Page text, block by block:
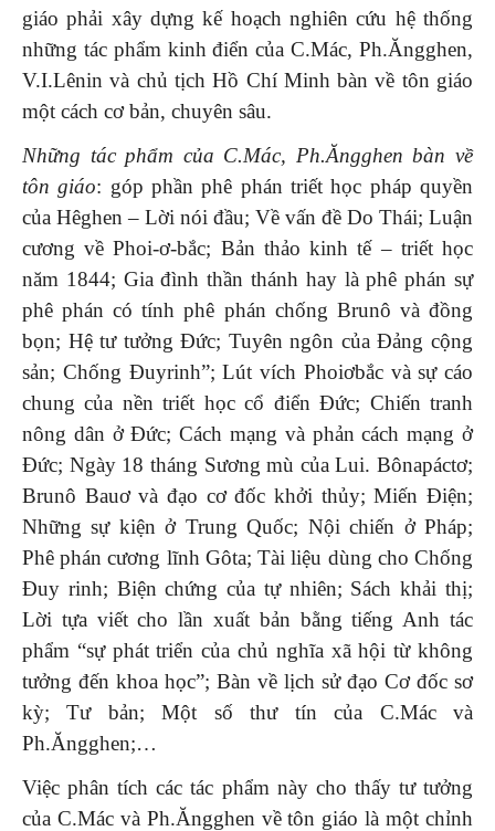
giáo phải xây dựng kế hoạch nghiên cứu hệ thống
những tác phẩm kinh điển của C.Mác, Ph.Ăngghen,
V.I.Lênin và chủ tịch Hồ Chí Minh bàn về tôn giáo
một cách cơ bản, chuyên sâu.
Những tác phẩm của C.Mác, Ph.Ăngghen bàn về
tôn giáo: góp phần phê phán triết học pháp quyền
của Hêghen – Lời nói đầu; Về vấn đề Do Thái; Luận
cương về Phoi-ơ-bắc; Bản thảo kinh tế – triết học
năm 1844; Gia đình thần thánh hay là phê phán sự
phê phán có tính phê phán chống Brunô và đồng
bọn; Hệ tư tưởng Đức; Tuyên ngôn của Đảng cộng
sản; Chống Đuyrinh”; Lút vích Phoiơbắc và sự cáo
chung của nền triết học cổ điển Đức; Chiến tranh
nông dân ở Đức; Cách mạng và phản cách mạng ở
Đức; Ngày 18 tháng Sương mù của Lui. Bônapáctơ;
Brunô Bauơ và đạo cơ đốc khởi thủy; Miến Điện;
Những sự kiện ở Trung Quốc; Nội chiến ở Pháp;
Phê phán cương lĩnh Gôta; Tài liệu dùng cho Chống
Đuy rinh; Biện chứng của tự nhiên; Sách khải thị;
Lời tựa viết cho lần xuất bản bằng tiếng Anh tác
phẩm “sự phát triển của chủ nghĩa xã hội từ không
tưởng đến khoa học”; Bàn về lịch sử đạo Cơ đốc sơ
kỳ; Tư bản; Một số thư tín của C.Mác và
Ph.Ăngghen;…
Việc phân tích các tác phẩm này cho thấy tư tưởng
của C.Mác và Ph.Ăngghen về tôn giáo là một chỉnh